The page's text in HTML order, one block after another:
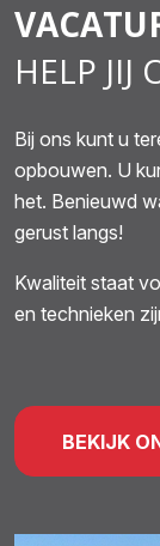
HELP JIJ
Bij ons kunt u
opbouwen. U
het. Benieuwd
gerust langs!
Kwaliteit staat
en technieken
BEKIJK